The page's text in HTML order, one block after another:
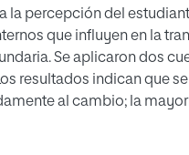
la percepción del
que influyen en la
Se aplicaron dos
resultados indican que
al cambio; la
etapa; que hará